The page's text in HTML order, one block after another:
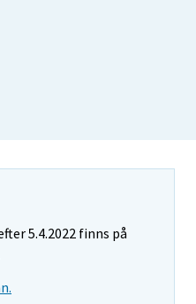
5.4.2022 finns på